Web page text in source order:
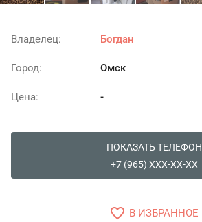
Владелец: Богдан
Город: Омск
Цена: -
ПОКАЗАТЬ ТЕЛЕФОН
+7 (965) XXX-XX-XX
favorite_border В ИЗБРАННОЕ